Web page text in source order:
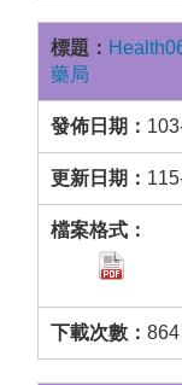
藥局
864